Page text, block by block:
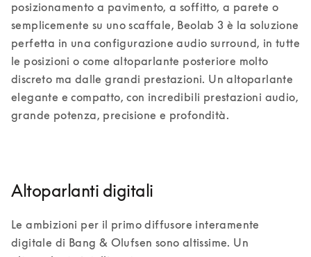
posizionamento a pavimento, a soffitto, a parete o
semplicemente su uno scaffale, Beolab 3 è la soluzione
perfetta in una configurazione audio surround, in tutte
le posizioni o come altoparlante posteriore molto
discreto ma dalle grandi prestazioni. Un altoparlante
elegante e compatto, con incredibili prestazioni audio,
grande potenza, precisione e profondità.
Altoparlanti digitali
Le ambizioni per il primo diffusore interamente
digitale di Bang & Olufsen sono altissime. Un